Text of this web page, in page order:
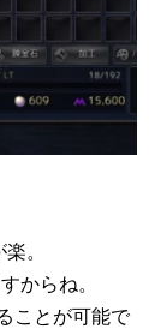
。
からね。
ことが可能で